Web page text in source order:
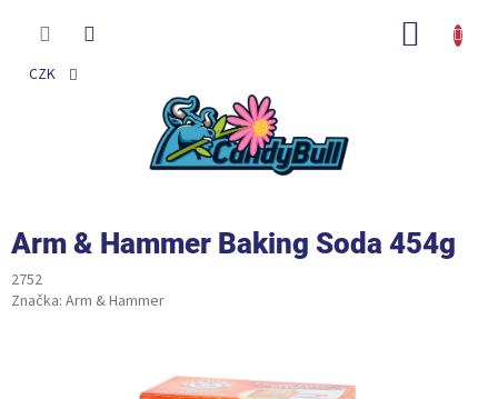
CZK
Arm & Hammer Baking Soda 454g
2752
Značka: Arm & Hammer